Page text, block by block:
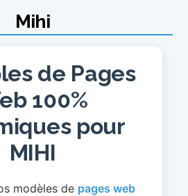
Mihi
de Pages
100%
pour
MIHI
modèles de pages web